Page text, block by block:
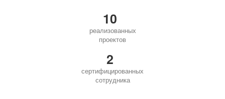
10
реализованных
проектов
2
сертифицированных
сотрудника